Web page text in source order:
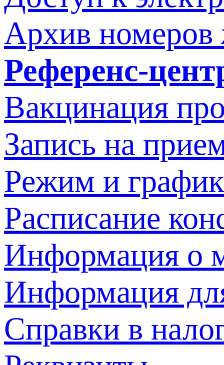
Архив номеров
Референс-
Вакцинация
Запись на
Режим и
Расписание
Информация о
Информация
Справки в